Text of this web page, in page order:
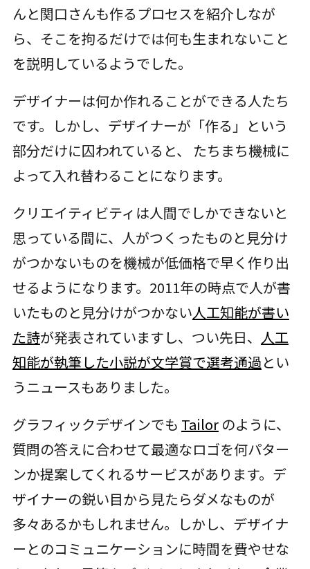
んと関口さんも作るプロセスを紹介しなが
ら、そこを拘るだけでは何も生まれないこと
を説明しているようでした。
デザイナーは何か作れることができる人たち
です。しかし、デザイナーが「作る」という
部分だけに囚われていると、 たちまち機械に
よって入れ替わることになります。
クリエイティビティは人間でしかできないと
思っている間に、人がつくったものと見分け
がつかないものを機械が低価格で早く作り出
せるようになります。2011年の時点で人が書
いたものと見分けがつかない人工知能が書い
た詩が発表されていますし、つい先日、 人工
知能が執筆した小説が文学賞で選考通過とい
うニュースもありました。
グラフィックデザインでも Tailorのように、
質問の答えに合わせて最適なロゴを何パター
ンか提案してくれるサービスがあります。デ
ザイナーの鋭い目から見たらダメなものが
多々あるかもしれません。しかし、デザイナ
ーとのコミュニケーションに時間を費やせな